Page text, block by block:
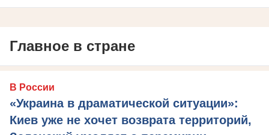
Главное в стране
В России
«Украина в драматической ситуации»:
Киев уже не хочет возврата территорий,